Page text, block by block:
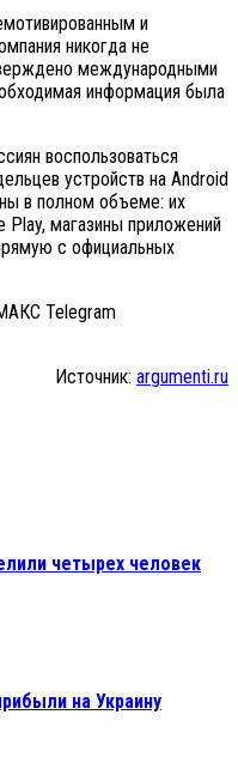
и
никогда не
международными
информация была
воспользоваться
устройств на Android
в полном объеме: их
Play, магазины приложений
с официальных
Telegram
Источник: argumenti.ru
четырех человек
на Украину